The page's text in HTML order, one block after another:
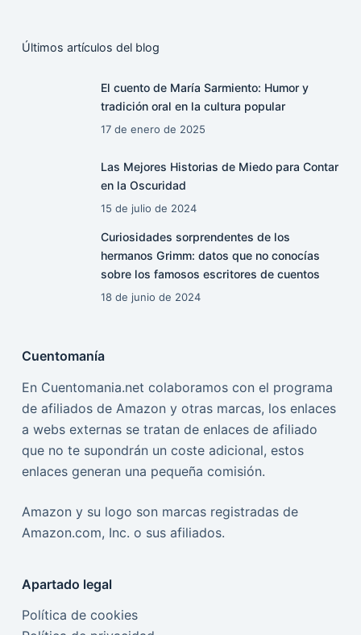
Últimos artículos del blog
El cuento de María Sarmiento: Humor y
tradición oral en la cultura popular
17 de enero de 2025
Las Mejores Historias de Miedo para Contar
en la Oscuridad
15 de julio de 2024
Curiosidades sorprendentes de los
hermanos Grimm: datos que no conocías
sobre los famosos escritores de cuentos
18 de junio de 2024
Cuentomanía
En Cuentomania.net colaboramos con el programa
de afiliados de Amazon y otras marcas, los enlaces
a webs externas se tratan de enlaces de afiliado
que no te supondrán un coste adicional, estos
enlaces generan una pequeña comisión.
Amazon y su logo son marcas registradas de
Amazon.com, Inc. o sus afiliados.
Apartado legal
Política de cookies